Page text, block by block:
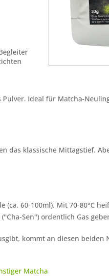
Ideal für Matcha-
das klassische Mittagstief.
60-100ml). Mit 70-80°C
Sen") ordentlich Gas
kommt an diesen beiden
Matcha